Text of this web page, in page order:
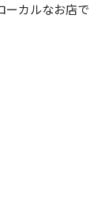
ーカルなお店で